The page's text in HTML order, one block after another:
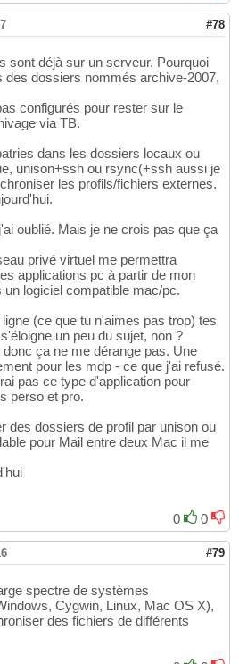
#78
sont déjà sur un serveur. Pourquoi
des dossiers nommés archive-2007,
configurés pour rester sur le
via TB.
dans les dossiers locaux ou
unison+ssh ou rsync(+ssh aussi je
les profils/fichiers externes.
oublié. Mais je ne crois pas que ça
privé virtuel me permettra
applications pc à partir de mon
logiciel compatible mac/pc.
(ce que tu n'aimes pas trop) tes
un peu du sujet, non ?
ça ne me dérange pas. Une
pour les mdp - ce que j'ai refusé.
pas ce type d'application pour
perso et pro.
des dossiers de profil par unison ou
pour Mail entre deux Mac il me
0
0
#79
spectre de systèmes
Cygwin, Linux, Mac OS X),
des fichiers de différents